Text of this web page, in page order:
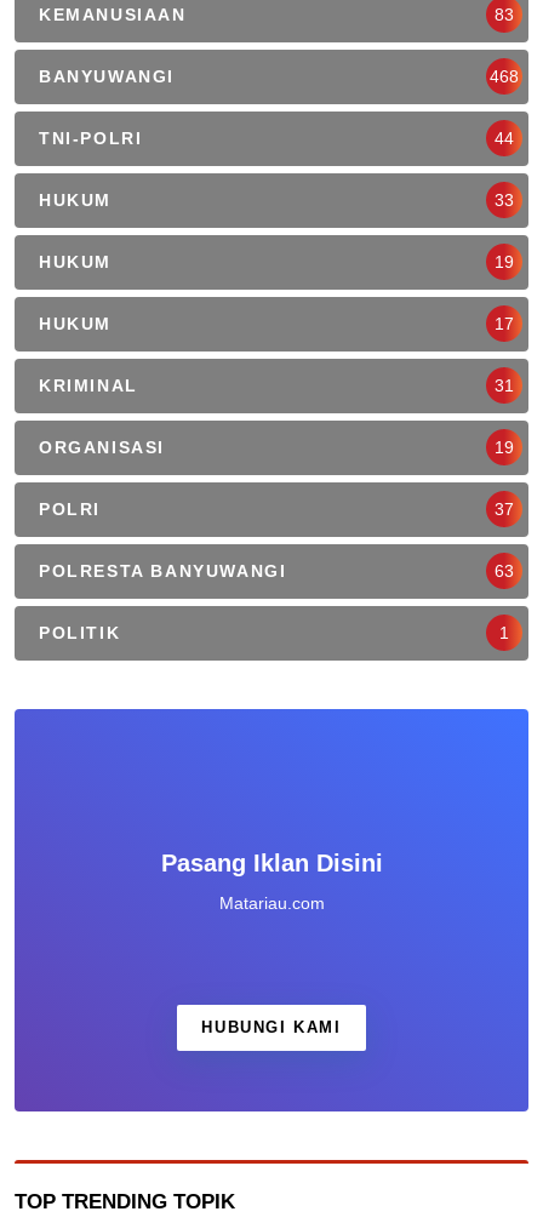
KEMANUSIAAN 83
BANYUWANGI 468
TNI-POLRI 44
HUKUM 33
HUKUM 19
HUKUM 17
KRIMINAL 31
ORGANISASI 19
POLRI 37
POLRESTA BANYUWANGI 63
POLITIK 1
Pasang Iklan Disini
Matariau.com
HUBUNGI KAMI
TOP TRENDING TOPIK